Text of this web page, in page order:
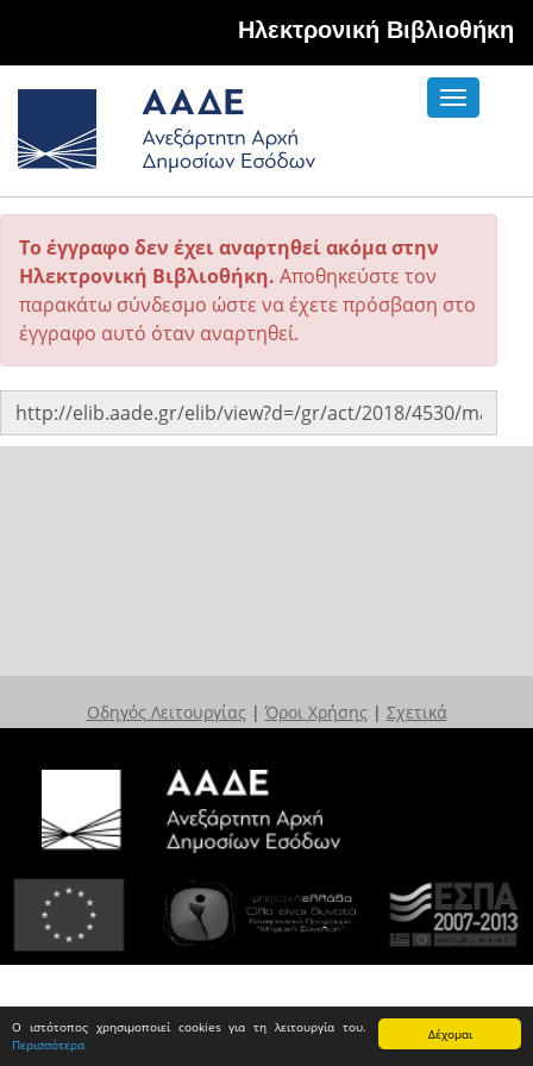
Δέχομαι
Ο ιστότοπος χρησιμοποιεί cookies για τη λειτουργία του.
Περισσότερα
Hλεκτρονική Βιβλιοθήκη
Toggle
Το έγγραφο δεν έχει αναρτηθεί ακόμα στην
Ηλεκτρονική Βιβλιοθήκη. Αποθηκεύστε τον
παρακάτω σύνδεσμο ώστε να έχετε πρόσβαση στο
έγγραφο αυτό όταν αναρτηθεί.
Οδηγός Λειτουργίας | Όροι Χρήσης | Σχετικά